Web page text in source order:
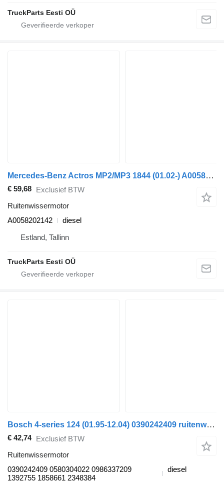
TruckParts Eesti OÜ
Mercedes-Benz Actros MP2/MP3 1844 (01.02-) A0058202142 ruitenwissermotor voor Mercedes-Benz Actros, Axor MP1, MP2, MP3 (1996-2014) trekker
€ 59,68 Exclusief BTW
Ruitenwissermotor
A0058202142
diesel
Estland, Tallinn
TruckParts Eesti OÜ
Bosch 4-series 124 (01.95-12.04) 0390242409 ruitenwissermotor voor Scania 4-series (1995-2006) trekker
€ 42,74 Exclusief BTW
Ruitenwissermotor
0390242409 0580304022 0986337209
1392755 1858661 2348384
diesel